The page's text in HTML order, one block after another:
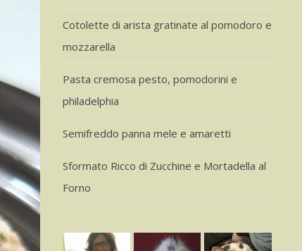
Cotolette di arista gratinate al pomodoro e
mozzarella
Pasta cremosa pesto, pomodorini e
philadelphia
Semifreddo panna mele e amaretti
Sformato Ricco di Zucchine e Mortadella al
Forno